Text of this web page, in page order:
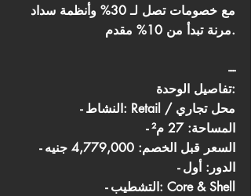
مع خصومات تصل لـ 30% وأنظمة سداد
مرنة تبدأ من 10% مقدم.
---
تفاصيل الوحدة:
- النشاط: Retail / محل تجاري
- المساحة: 27 م²
- السعر قبل الخصم: 4,779,000 جنيه
- الدور: أول
- التشطيب: Core & Shell